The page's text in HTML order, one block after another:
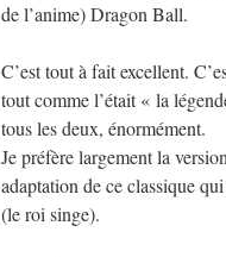
de l’anime) Dragon Ball.
C’est tout à fait excellent.
tout comme l’était « la
tous les deux, énormément.
Je préfère largement la
adaptation de ce classique
(le roi singe).